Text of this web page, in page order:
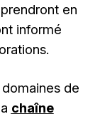
en
informé
de
chaîne